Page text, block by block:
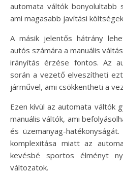
automata váltók bonyolultabb
ami magasabb javítási
A másik jelentős hátrány
autós számára a manuális
irányítás érzése fontos. Az
során a vezető elveszítheti
járművel, ami csökkentheti a
Ezen kívül az automata váltók
manuális váltók, ami
és üzemanyag-
komplexitása miatt az
kevésbé sportos élményt
változatok.